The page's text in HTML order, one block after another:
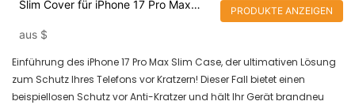
Slim Cover für iPhone 17 Pro Max
aus $
PRODUKTE ANZEIGEN
Einführung des iPhone 17 Pro Max Slim Case, der ultimativen Lösung
zum Schutz Ihres Telefons vor Kratzern! Dieser Fall bietet einen
beispiellosen Schutz vor Anti-Kratzer und hält Ihr Gerät brandneu